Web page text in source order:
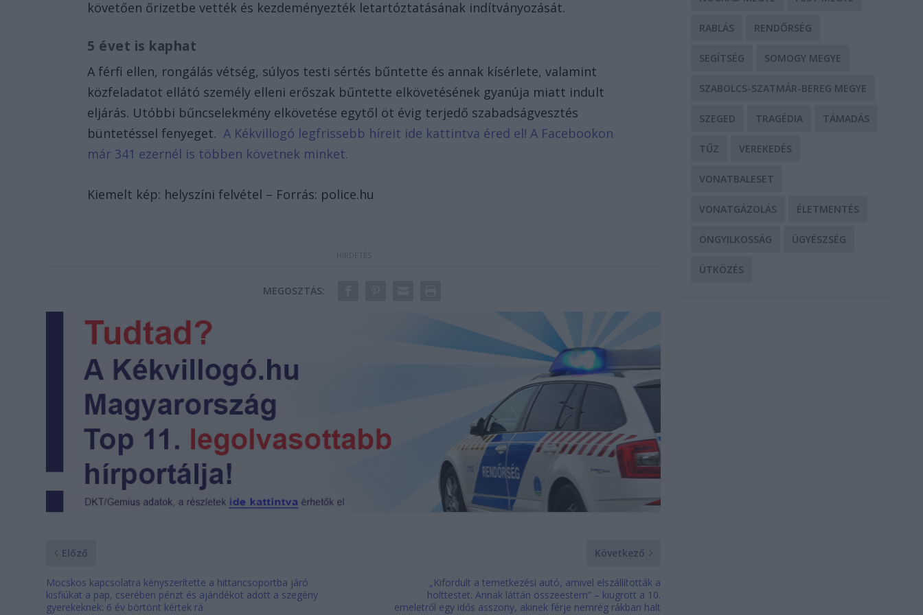
követően őrizetbe vették és kezdeményezték letartóztatásának indítványozását.
5 évet is kaphat
A férfi ellen, rongálás vétség, súlyos testi sértés bűntette és annak kísérlete, valamint
közfeladatot ellátó személy elleni erőszak bűntette elkövetésének gyanúja miatt indult
eljárás. Utóbbi bűncselekmény elkövetése egytől öt évig terjedő szabadságvesztés
büntetéssel fenyeget.A Kékvillogó legfrissebb híreit ide kattintva éred el! A Facebookon
már 341 ezernél is többen követnek minket.
Kiemelt kép: helyszíni felvétel – Forrás: police.hu
MEGOSZTÁS:
Előző
Mocskos kapcsolatra kényszerítette a hittancsoportba járó
kisfiúkat a pap, cserében pénzt és ajándékot adott a szegény
gyerekeknek: 6 év börtönt kértek rá
Következő
„Kifordult a temetkezési autó, amivel elszállították a
holttestet. Annak láttán összeestem” – kiugrott a 10.
emeletről egy idős asszony, akinek férje nemrég rákban halt
RABLÁS RENDŐRSÉG
SEGÍTSÉG SOMOGY MEGYE
SZABOLCS-SZATMÁR-BEREG MEGYE
SZEGED TRAGÉDIA TÁMADÁS
TŰZ VEREKEDÉS
VONATBALESET
VONATGÁZOLÁS ÉLETMENTÉS
ÖNGYILKOSSÁG ÜGYÉSZSÉG
ÜTKÖZÉS